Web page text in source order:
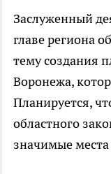
Заслуженный
главе региона
тему создания
Воронежа,
Планируется,
областного
значимые места